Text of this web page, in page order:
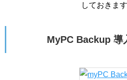
しておきます
MyPC Backup 導